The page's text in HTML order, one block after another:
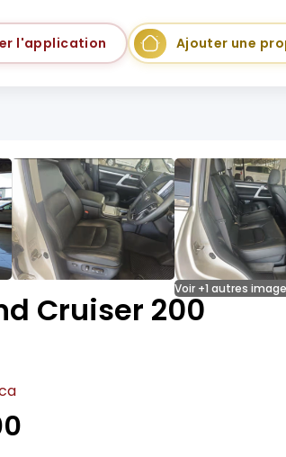
l'application Ajouter une
Voir +1 autres
Cruiser 200